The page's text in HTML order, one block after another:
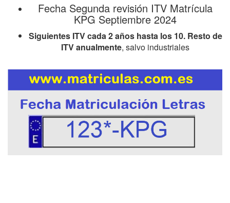
Fecha Segunda revisión ITV Matrícula
KPG Septiembre 2024
Siguientes ITV cada 2 años hasta los 10. Resto de
ITV anualmente, salvo industriales